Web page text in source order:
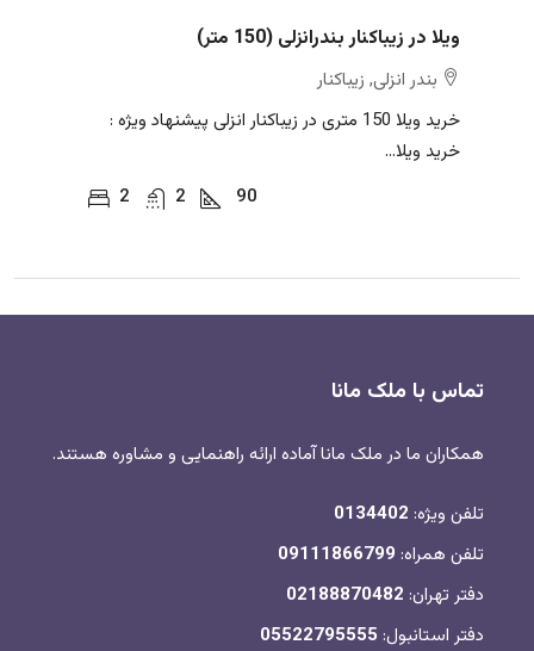
ویلا در زیباکنار بندرانزلی (150 متر)
بندر انزلی, زیباکنار
خرید ویلا 150 متری در زیباکنار انزلی پیشنهاد ویژه :
خرید ویلا...
2
2 90
تماس با ملک مانا
همکاران ما در ملک مانا آماده ارائه راهنمایی و مشاوره هستند.
تلفن ویژه: 0134402
تلفن همراه: 09111866799
دفتر تهران: 02188870482
دفتر استانبول: 05522795555